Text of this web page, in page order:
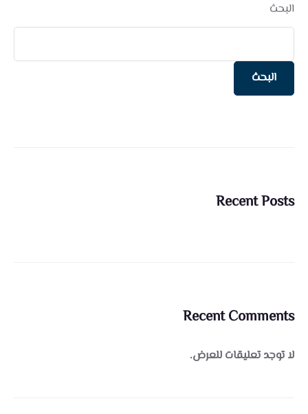
البحث
البحث
Recent Posts
Recent Comments
لا توجد تعليقات للعرض.